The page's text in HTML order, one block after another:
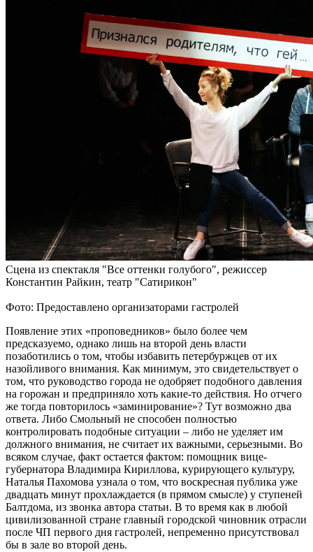
Сцена из спектакля "Все оттенки голубого", режиссер
Константин Райкин, театр "Сатирикон"
Фото: Предоставлено организаторами гастролей
Появление этих «проповедников» было более чем
предсказуемо, однако лишь на второй день власти
позаботились о том, чтобы избавить петербуржцев от их
назойливого внимания. Как минимум, это свидетельствует о
том, что руководство города не одобряет подобного давления
на горожан и предприняло хоть какие-то действия. Но отчего
же тогда повторилось «заминирование»? Тут возможно два
ответа. Либо Смольный не способен полностью
контролировать подобные ситуации – либо не уделяет им
должного внимания, не считает их важными, серьезными. Во
всяком случае, факт остается фактом: помощник вице-
губернатора Владимира Кириллова, курирующего культуру,
Наталья Пахомова узнала о том, что воскресная публика уже
двадцать минут прохлаждается (в прямом смысле) у ступеней
Балтдома, из звонка автора статьи. В то время как в любой
цивилизованной стране главный городской чиновник отрасли
после ЧП первого дня гастролей, непременно присутствовал
бы в зале во второй день.